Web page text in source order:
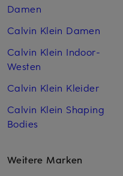
Damen
Calvin Klein Damen
Calvin Klein Indoor-
Westen
Calvin Klein Kleider
Calvin Klein Shaping
Bodies
Weitere Marken